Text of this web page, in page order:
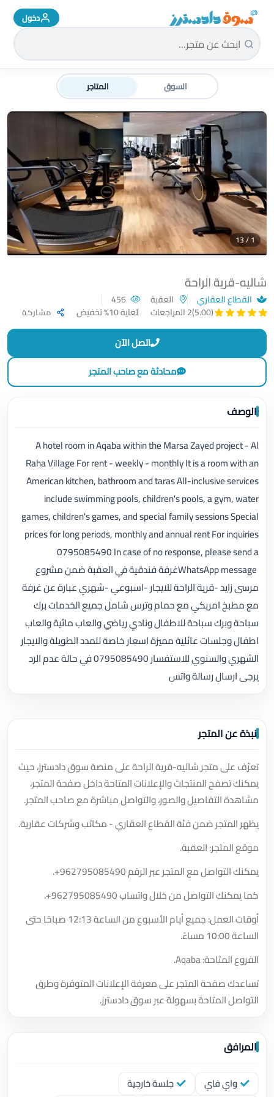
سوق دادسترز الرئيسية دخول
السوق المتاجر
شاليه-قرية الراحة
القطاع العقاري العقبة
(5.00)
2 المراجعات لغاية 10% تخفيض مشاركة
1 / 13
اتصل الآن
محادثة مع صاحب المتجر
الوصف
A hotel room in Aqaba within the Marsa Zayed project - Al
Raha Village For rent - weekly - monthly It is a room with an
American kitchen, bathroom and taras All-inclusive services
include swimming pools, children's pools, a gym, water
games, children's games, and special family sessions Special
prices for long periods, monthly and annual rent For inquiries
0795085490 In case of no response, please send a
WhatsApp message ‎غرفة فندقية في العقبة ضمن مشروع
مرسى زايد -قرية الراحة ‎للايجار -اسبوعي -شهري ‎عبارة عن غرفة
مع مطبخ امريكي مع حمام وترس ‎شامل جميع الخدمات برك
سباحة وبرك سباحة للاطفال ونادي رياضي والعاب مائية والعاب
اطفال وجلسات عائلية مميزة ‎اسعار خاصة للمدد الطويلة والايجار
الشهري والسنوي ‎للاستفسار 0795085490 ‎في حالة عدم الرد
يرجى ارسال رسالة واتس
نبذة عن المتجر
تعرّف على متجر شاليه-قرية الراحة على منصة سوق دادسترز، حيث
يمكنك تصفح المنتجات والإعلانات المتاحة داخل صفحة المتجر،
مشاهدة التفاصيل والصور، والتواصل مباشرة مع صاحب المتجر.
يظهر المتجر ضمن فئة القطاع العقاري - مكاتب وشركات عقارية.
موقع المتجر: العقبة.
يمكنك التواصل مع المتجر عبر الرقم+962795085490
.
كما يمكنك التواصل من خلال واتساب+962795085490
.
أوقات العمل: جميع أيام الأسبوع من الساعة 12:13 صباحًا حتى
الساعة 10:00 مساءً.
الفروع المتاحة: Aqaba.
تساعدك صفحة المتجر على معرفة الإعلانات المتوفرة وطرق
التواصل المتاحة بسهولة عبر سوق دادسترز.
المرافق
واي فاي جلسة خارجية